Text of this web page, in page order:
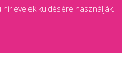
küldésére használják.